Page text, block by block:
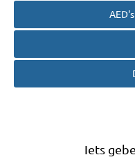
Iets